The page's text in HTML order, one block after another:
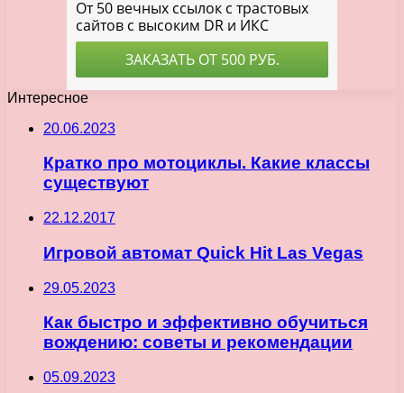
Интересное
20.06.2023
Кратко про мотоциклы. Какие классы
существуют
22.12.2017
Игровой автомат Quick Hit Las Vegas
29.05.2023
Как быстро и эффективно обучиться
вождению: советы и рекомендации
05.09.2023